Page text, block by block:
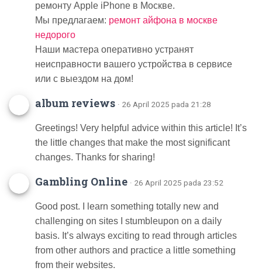
ремонту Apple iPhone в Москве.
Мы предлагаем: ремонт айфона в москве
недорого
Наши мастера оперативно устранят
неисправности вашего устройства в сервисе
или с выездом на дом!
album reviews · 26 April 2025 pada 21:28
Greetings! Very helpful advice within this article! It’s
the little changes that make the most significant
changes. Thanks for sharing!
Gambling Online · 26 April 2025 pada 23:52
Good post. I learn something totally new and
challenging on sites I stumbleupon on a daily
basis. It’s always exciting to read through articles
from other authors and practice a little something
from their websites.